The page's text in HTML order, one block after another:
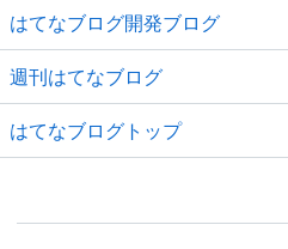
はてなブログ開発ブログ
週刊はてなブログ
はてなブログトップ